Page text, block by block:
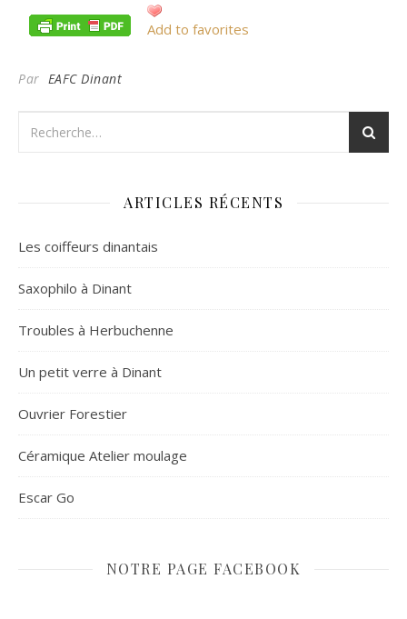
Add to favorites
Par EAFC Dinant
ARTICLES RÉCENTS
Les coiffeurs dinantais
Saxophilo à Dinant
Troubles à Herbuchenne
Un petit verre à Dinant
Ouvrier Forestier
Céramique Atelier moulage
Escar Go
NOTRE PAGE FACEBOOK